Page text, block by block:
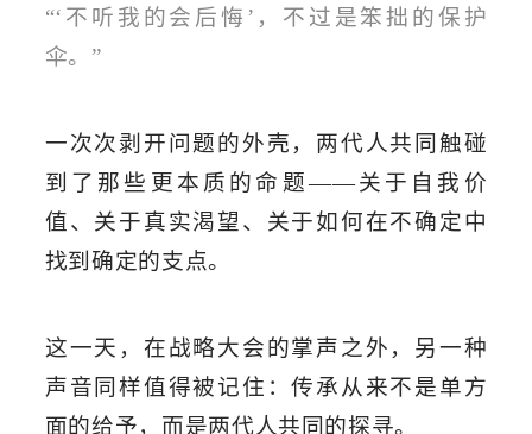
“‘ 不听我的会后悔 ’ ，不过是笨拙的保护
伞。 ”
一次次剥开问题的外壳，两代人共同触碰
到了那些更本质的命题——关于自我价
值、关于真实渴望、关于如何在不确定中
找到确定的支点。
这一天，在战略大会的掌声之外，另一种
声音同样值得被记住：传承从来不是单方
面的给予，而是两代人共同的探寻。